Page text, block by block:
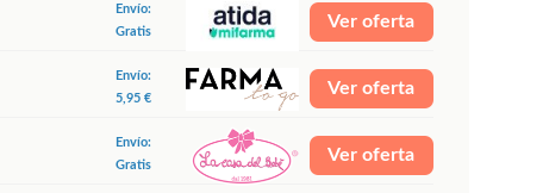
Envío:
Gratis
Ver oferta
Envío:
5,95 €
Ver oferta
Envío:
Gratis
Ver oferta